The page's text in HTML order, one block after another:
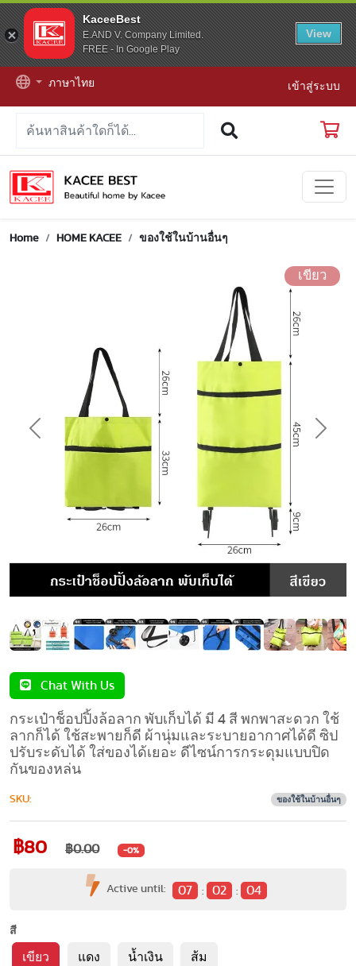
KaceeBest
E.AND V. Company Limited.
FREE - In Google Play
View
ภาษาไทย เข้าสู่ระบบ
Home HOME KACEE ของใช้ในบ้านอื่นๆ
เขียว
Previous Next
Chat With Us
กระเป๋าช็อปปิ้งล้อลาก พับเก็บได้ มี 4 สี พกพาสะดวก ใช้
ลากก็ได้ ใช้สะพายก็ดี ผ้านุ่มและระบายอากาศได้ดี ซิป
ปรับระดับได้ ใส่ของได้เยอะ ดีไซน์การกระดุมแบบปิด
กันของหล่น
SKU: ของใช้ในบ้านอื่นๆ
฿80 ฿0.00 -0%
Active until: 07 : 02 : 03
สี
เขียว แดง น้ำเงิน ส้ม